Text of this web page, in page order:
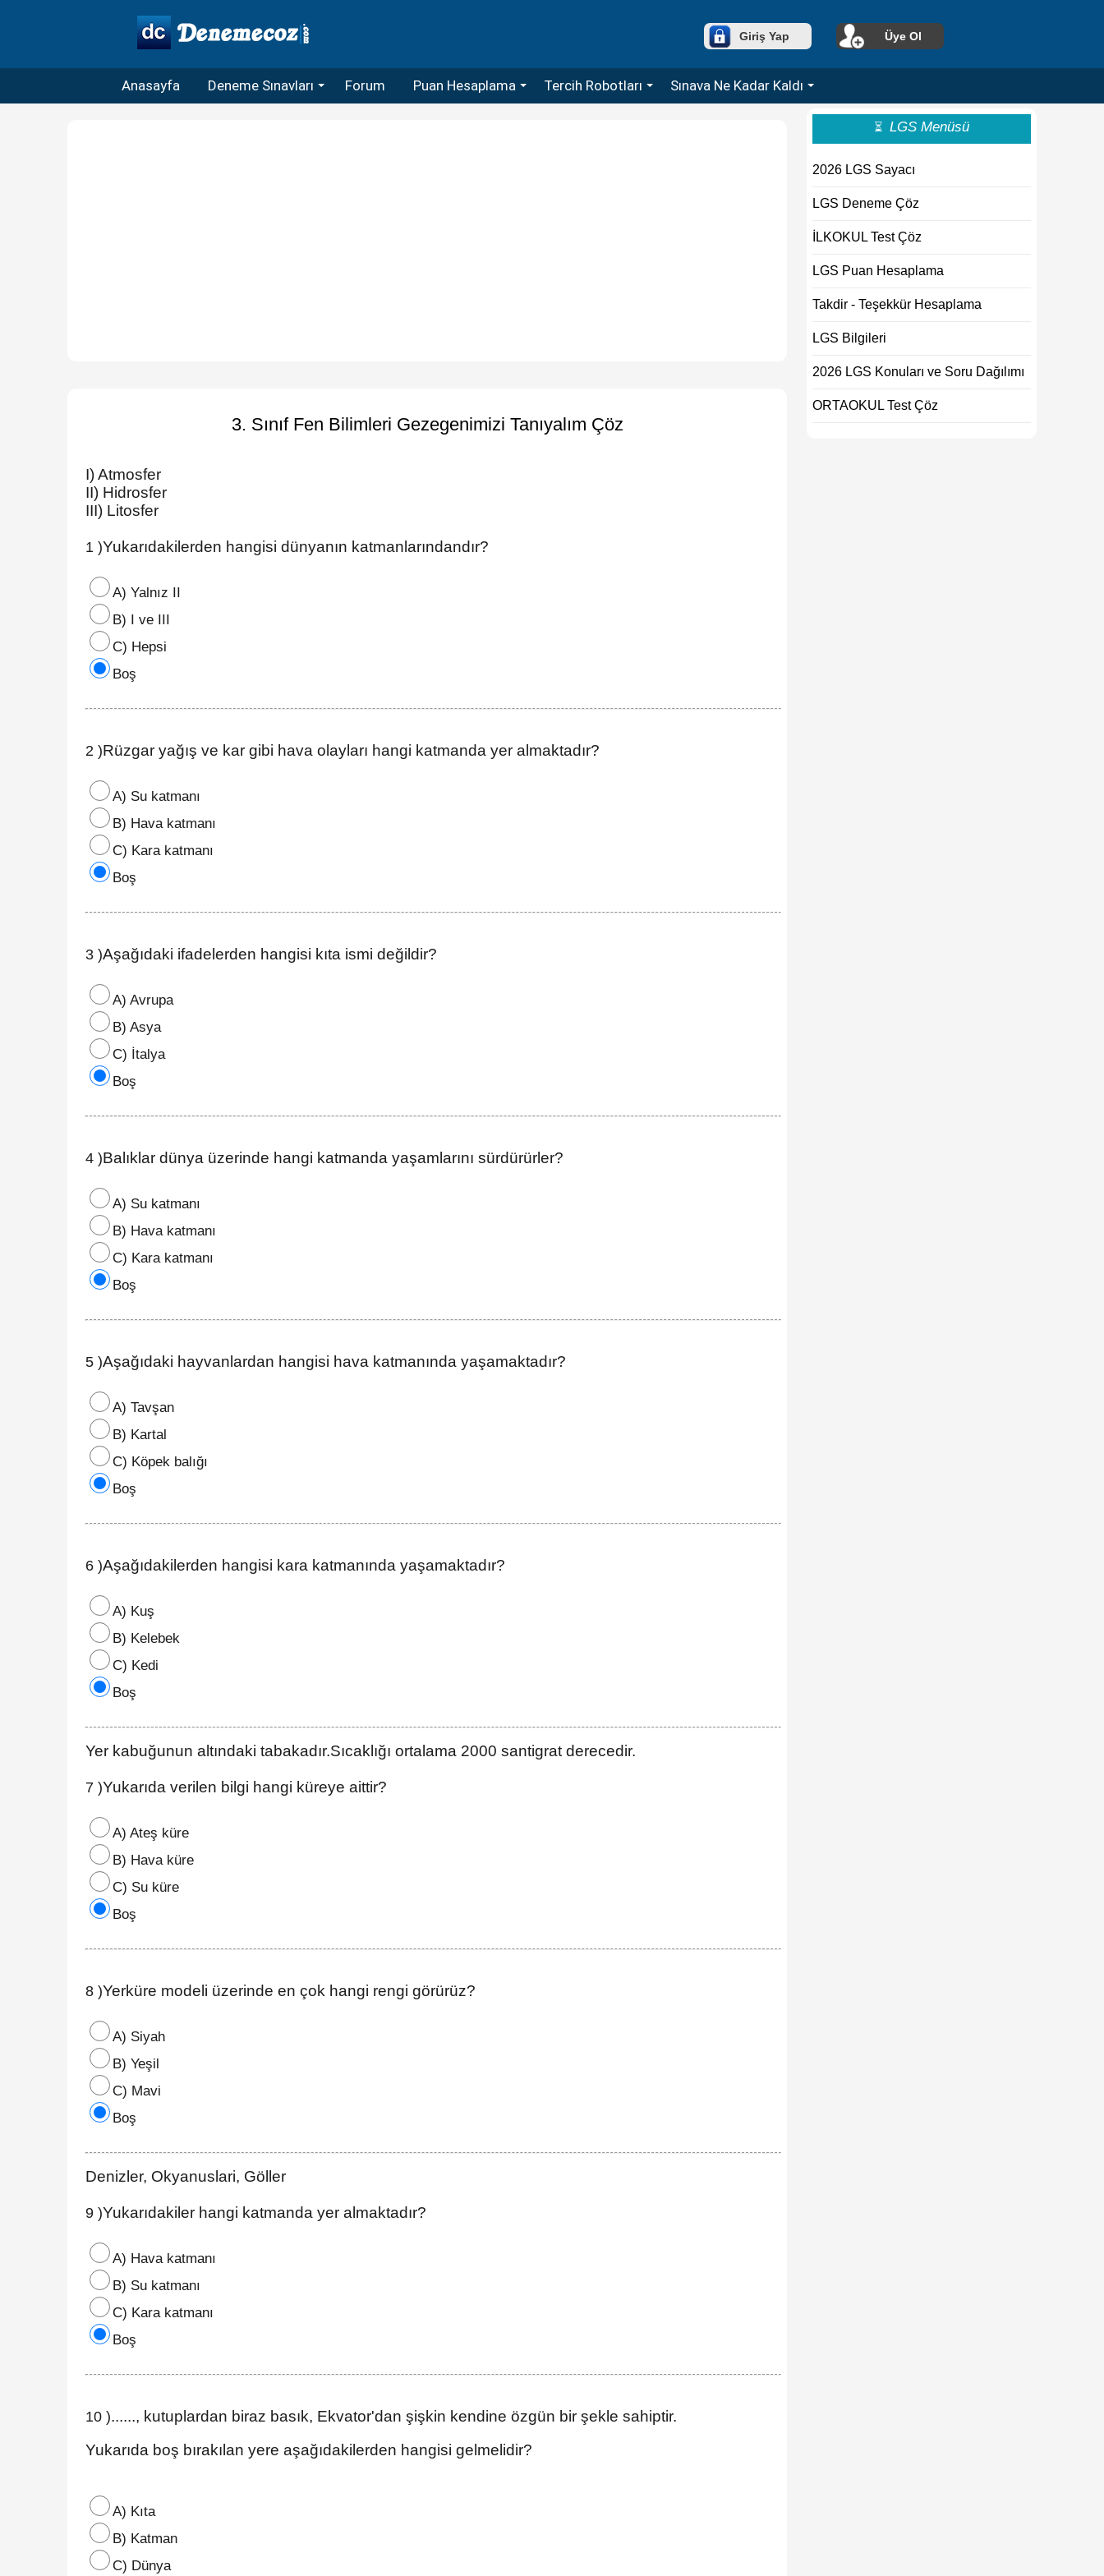
Giriş Yap Üye Ol
Anasayfa Deneme Sınavları Forum Puan Hesaplama Tercih Robotları Sınava Ne Kadar Kaldı
3. Sınıf Fen Bilimleri Gezegenimizi Tanıyalım Çöz
I) Atmosfer
II) Hidrosfer
III) Litosfer
1 )Yukarıdakilerden hangisi dünyanın katmanlarındandır?
A) Yalnız II
B) I ve III
C) Hepsi
Boş
2 )Rüzgar yağış ve kar gibi hava olayları hangi katmanda yer almaktadır?
A) Su katmanı
B) Hava katmanı
C) Kara katmanı
Boş
3 )Aşağıdaki ifadelerden hangisi kıta ismi değildir?
A) Avrupa
B) Asya
C) İtalya
Boş
4 )Balıklar dünya üzerinde hangi katmanda yaşamlarını sürdürürler?
A) Su katmanı
B) Hava katmanı
C) Kara katmanı
Boş
5 )Aşağıdaki hayvanlardan hangisi hava katmanında yaşamaktadır?
A) Tavşan
B) Kartal
C) Köpek balığı
Boş
6 )Aşağıdakilerden hangisi kara katmanında yaşamaktadır?
A) Kuş
B) Kelebek
C) Kedi
Boş
Yer kabuğunun altındaki tabakadır.Sıcaklığı ortalama 2000 santigrat derecedir.
7 )Yukarıda verilen bilgi hangi küreye aittir?
A) Ateş küre
B) Hava küre
C) Su küre
Boş
8 )Yerküre modeli üzerinde en çok hangi rengi görürüz?
A) Siyah
B) Yeşil
C) Mavi
Boş
Denizler, Okyanuslari, Göller
9 )Yukarıdakiler hangi katmanda yer almaktadır?
A) Hava katmanı
B) Su katmanı
C) Kara katmanı
Boş
10 )......, kutuplardan biraz basık, Ekvator'dan şişkin kendine özgün bir şekle sahiptir.
Yukarıda boş bırakılan yere aşağıdakilerden hangisi gelmelidir?
A) Kıta
B) Katman
C) Dünya
⏳ LGS Menüsü
2026 LGS Sayacı
LGS Deneme Çöz
İLKOKUL Test Çöz
LGS Puan Hesaplama
Takdir - Teşekkür Hesaplama
LGS Bilgileri
2026 LGS Konuları ve Soru Dağılımı
ORTAOKUL Test Çöz